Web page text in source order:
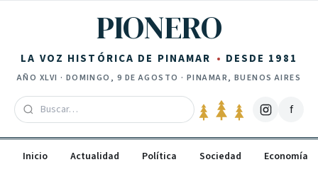
PIONERO
LA VOZ HISTÓRICA DE PINAMAR DESDE 1981
AÑO XLVI · DOMINGO, 9 DE AGOSTO · PINAMAR, BUENOS AIRES
f
Inicio Actualidad Política Sociedad Economía